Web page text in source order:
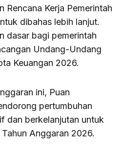
Rencana Kerja Pemerintah
dibahas lebih lanjut.
dasar bagi pemerintah
Undang-Undang
Keuangan 2026.
ini, Puan
pertumbuhan
dan berkelanjutan untuk
Anggaran 2026.